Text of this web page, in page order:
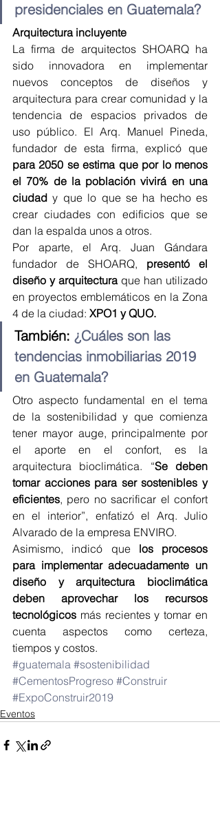
presidenciales en Guatemala?
Arquitectura incluyente
La firma de arquitectos SHOARQ ha
sido innovadora en implementar
nuevos conceptos de diseños y
arquitectura para crear comunidad y la
tendencia de espacios privados de
uso público. El Arq. Manuel Pineda,
para 2050 se estima que por lo menos
el 70% de la población vivirá en una
ciudad y que lo que se ha hecho es
crear ciudades con edificios que se
dan la espalda unos a otros.
Por aparte, el Arq. Juan Gándara
fundador de SHOARQ, presentó el
diseño y arquitectura que han utilizado
en proyectos emblemáticos en la Zona
4 de la ciudad: XPO1 y QUO.
También: ¿Cuáles son las
tendencias inmobiliarias 2019
en Guatemala?
Otro aspecto fundamental en el tema
de la sostenibilidad y que comienza
tener mayor auge, principalmente por
el aporte en el confort, es la
arquitectura bioclimática. “Se deben
tomar acciones para ser sostenibles y
eficientes, pero no sacrificar el confort
en el interior”, enfatizó el Arq. Julio
Alvarado de la empresa ENVIRO.
Asimismo, indicó que los procesos
para implementar adecuadamente un
diseño y arquitectura bioclimática
deben aprovechar los recursos
tecnológicos más recientes y tomar en
cuenta aspectos como certeza,
tiempos y costos.
#guatemala #sostenibilidad
#CementosProgreso #Construir
#ExpoConstruir2019
Eventos